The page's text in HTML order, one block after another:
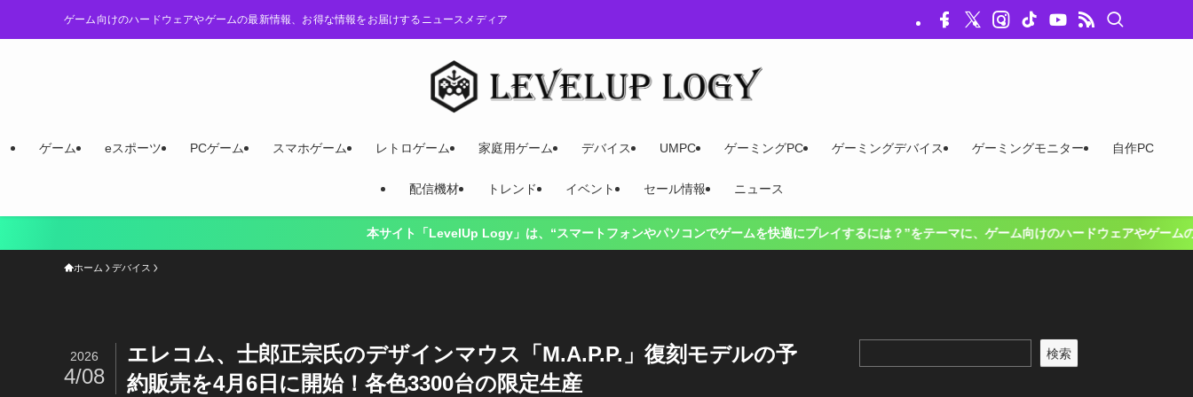
ゲーム向けのハードウェアやゲームの最新情報、お得な情報をお届けするニュースメディア
ゲーム eスポーツ PCゲーム スマホゲーム レトロゲーム 家庭用ゲーム デバイス UMPC ゲーミングPC ゲーミングデバイス ゲーミングモニター 自作PC
配信機材 トレンド イベント セール情報 ニュース
本サイト「LevelUp Logy」は、“スマートフォンやパソコンでゲームを快適にプレイするには？”をテーマに、ゲーム向けのハードウェアやゲームの最新情報、お得
ホーム デバイス
エレコム、士郎正宗氏のデザインマウス「M.A.P.P.」復刻モデルの予
約販売を4月6日に開始！各色3300台の限定生産
2026
4/08
検索